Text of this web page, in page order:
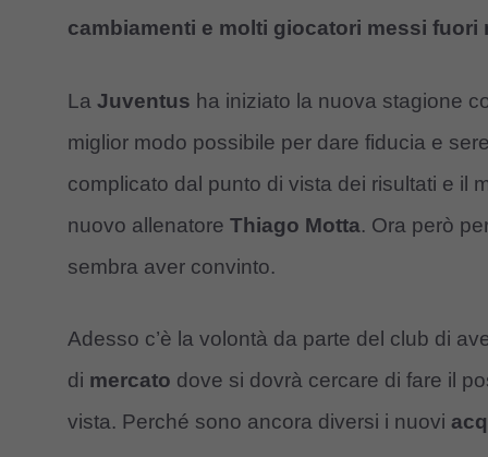
cambiamenti e molti giocatori messi
La Juventus ha iniziato la nuova stagione
miglior modo possibile per dare fiducia e
complicato dal punto di vista dei risultati e il
nuovo allenatore Thiago Motta. Ora però
sembra aver convinto.
Adesso c’è la volontà da parte del club di
di mercato dove si dovrà cercare di fare il
vista. Perché sono ancora diversi i nuovi